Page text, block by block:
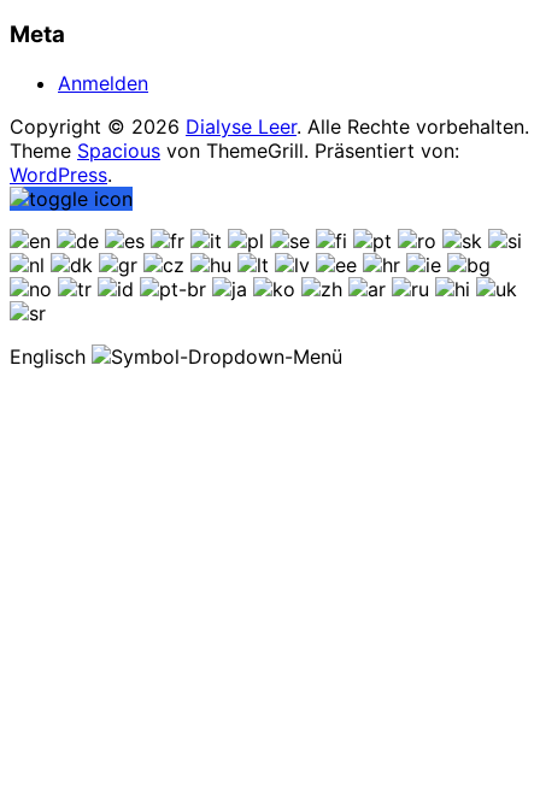
Meta
Anmelden
Copyright © 2026 Dialyse Leer. Alle Rechte vorbehalten.
Theme Spacious von ThemeGrill. Präsentiert von:
WordPress.
Englisch